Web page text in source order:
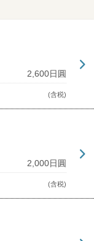
2,600日圓
(含税)
2,000日圓
(含税)